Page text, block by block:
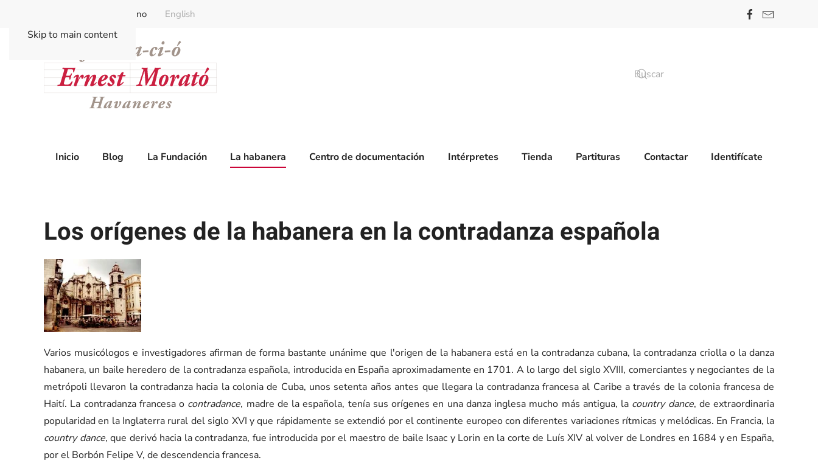
Skip to main content
Castellano English
Inicio Blog La Fundación La habanera Centro de documentación Intérpretes Tienda Partituras Contactar Identifícate
Los orígenes de la habanera en la contradanza española
+
Varios musicólogos e investigadores afirman de forma bastante unánime que l'origen de la habanera está en la contradanza cubana, la contradanza criolla o la danza
habanera, un baile heredero de la contradanza española, introducida en España aproximadamente en 1701. A lo largo del siglo XVIII, comerciantes y negociantes de la
metrópoli llevaron la contradanza hacia la colonia de Cuba, unos setenta años antes que llegara la contradanza francesa al Caribe a través de la colonia francesa de
Haití. La contradanza francesa o contradance, madre de la española, tenía sus orígenes en una danza inglesa mucho más antigua, la country dance, de extraordinaria
popularidad en la Inglaterra rural del siglo XVI y que rápidamente se extendió por el continente europeo con diferentes variaciones rítmicas y melódicas. En Francia, la
country dance, que derivó hacia la contradanza, fue introducida por el maestro de baile Isaac y Lorin en la corte de Luís XIV al volver de Londres en 1684 y en España,
por el Borbón Felipe V, de descendencia francesa.